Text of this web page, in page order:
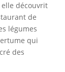
elle découvrit
de
légumes
qui
des